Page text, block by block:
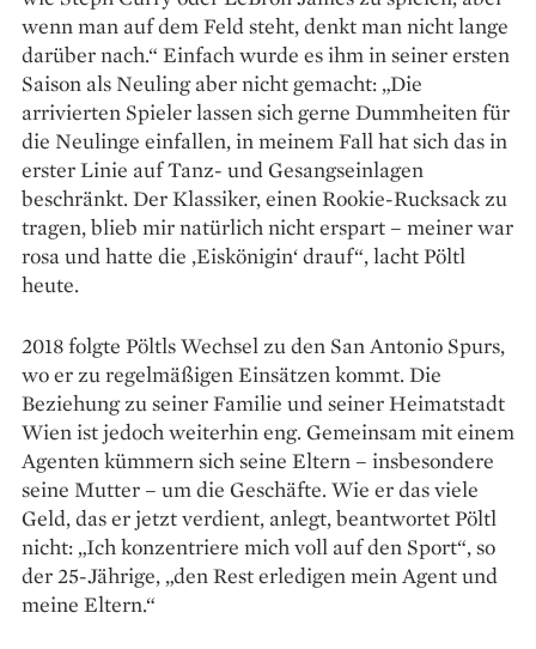
wenn man auf dem Feld steht, denkt man nicht lange
darüber nach.“ Einfach wurde es ihm in seiner ersten
Saison als Neuling aber nicht gemacht: „Die
arrivierten Spieler ­lassen sich gerne Dummheiten für
die Neulinge einfallen, in ­meinem Fall hat sich das in
erster ­Linie auf Tanz- und ­Gesangseinlagen
beschränkt. Der Klassiker, einen Rookie-­Rucksack zu
tragen, blieb mir natürlich nicht erspart – meiner war
rosa und hatte die ‚Eis­königin‘ drauf“, lacht Pöltl
heute.
2018 folgte Pöltls Wechsel zu den San Antonio Spurs,
wo er zu regelmäßigen Einsätzen kommt. Die
Beziehung zu seiner Familie und seiner Heimatstadt
Wien ist jedoch weiterhin eng. Gemeinsam mit einem
Agenten kümmern sich seine Eltern – insbesondere
seine Mutter – um die Geschäfte. Wie er das viele
Geld, das er jetzt verdient, anlegt, beantwortet Pöltl
nicht: „Ich konzentriere mich voll auf den Sport“, so
der 25-Jährige, „den Rest erledigen mein Agent und
meine Eltern.“